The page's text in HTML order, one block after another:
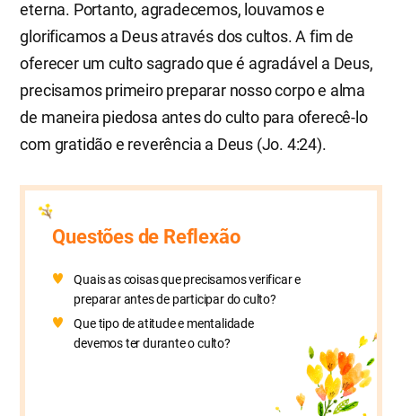
eterna. Portanto, agradecemos, louvamos e
glorificamos a Deus através dos cultos. A fim de
oferecer um culto sagrado que é agradável a Deus,
precisamos primeiro preparar nosso corpo e alma
de maneira piedosa antes do culto para oferecê-lo
com gratidão e reverência a Deus (Jo. 4:24).
Questões de Reflexão
Quais as coisas que precisamos verificar e
preparar antes de participar do culto?
Que tipo de atitude e mentalidade
devemos ter durante o culto?